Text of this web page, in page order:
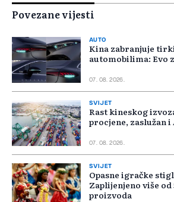
Povezane vijesti
AUTO
Kina zabranjuje
automobilima: Evo
07. 08. 2026.
SVIJET
Rast kineskog
procjene, zaslužan i
07. 08. 2026.
SVIJET
Opasne igračke
Zaplijenjeno više od
proizvoda